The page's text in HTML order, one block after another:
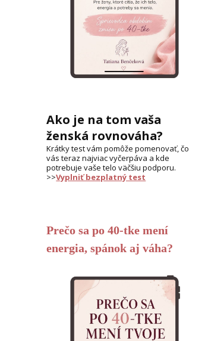
Ako je na tom vaša
ženská rovnováha?
Krátky test vám pomôže pomenovať, čo
vás teraz najviac vyčerpáva a kde
potrebuje vaše telo väčšiu podporu.
>>Vyplniť bezplatný test
Prečo sa po 40-tke mení
energia, spánok aj váha?